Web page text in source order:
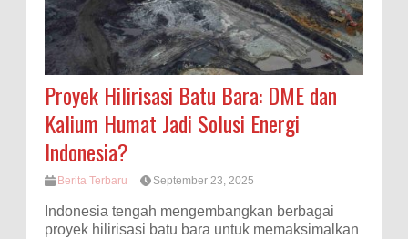
Proyek Hilirisasi Batu Bara: DME dan
Kalium Humat Jadi Solusi Energi
Indonesia?
Berita Terbaru September 23, 2025
Indonesia tengah mengembangkan berbagai
proyek hilirisasi batu bara untuk memaksimalkan